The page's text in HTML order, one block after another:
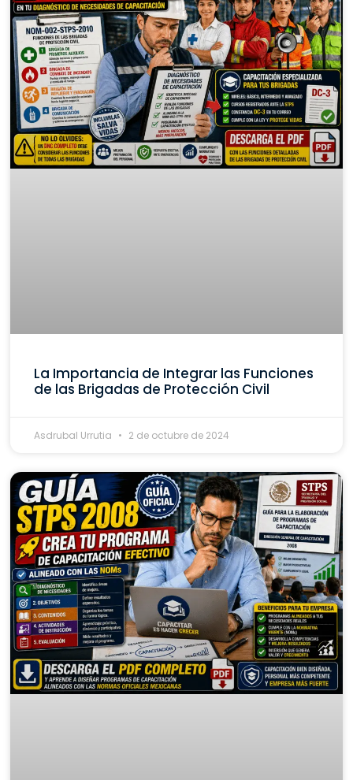
La Importancia de Integrar las Funciones
de las Brigadas de Protección Civil
Asdrubal Urrutia 2 de octubre de 2024